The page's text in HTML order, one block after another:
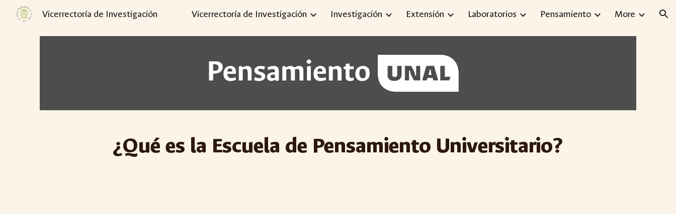
Skip to main content Skip to navigation
Vicerrectoría de Investigación Vicerrectoría de Investigación Investigación Extensión Laboratorios Pensamiento More
¿Qué es la Escuela de Pensamiento Universitario?